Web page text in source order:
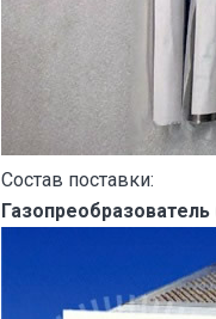
Состав поставки:
Газопреобразователь